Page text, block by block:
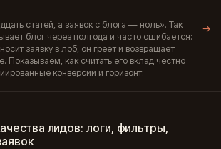
статей, а заявок с блога — ноль». Так
блог через полгода и часто ошибается:
заявку в лоб, он греет и возвращает
Показываем, как считать его вклад честно
конверсии и горизонт.
→
лидов: логи, фильтры,